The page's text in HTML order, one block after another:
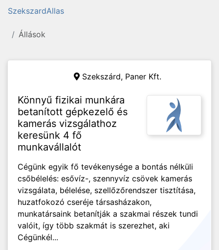
SzekszardAllas
Állások
Szekszárd, Paner Kft.
Könnyű fizikai munkára
betanított gépkezelő és
kamerás vizsgálathoz
keresünk 4 fő
munkavállalót
Cégünk egyik fő tevékenysége a bontás nélküli
csőbélelés: esővíz-, szennyvíz csövek kamerás
vizsgálata, bélelése, szellőzőrendszer tisztítása,
huzatfokozó cseréje társasházakon,
munkatársaink betanítják a szakmai részek tundi
valóit, így több szakmát is szerezhet, aki
Cégünkél...